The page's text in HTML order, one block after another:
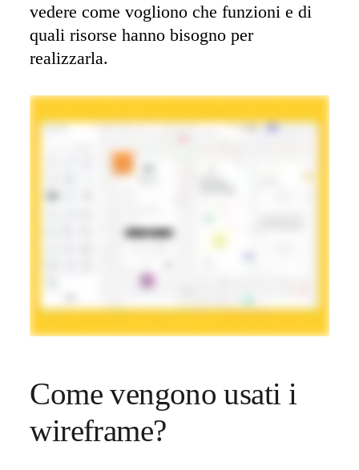
vedere come vogliono che funzioni e di
quali risorse hanno bisogno per
realizzarla.
Come vengono usati i
wireframe?